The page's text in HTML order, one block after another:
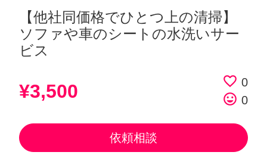
【他社同価格でひとつ上の清掃】
ソファや車のシートの水洗いサー
ビス
¥3,500 favorite_border 0
tag_faces 0
依頼相談